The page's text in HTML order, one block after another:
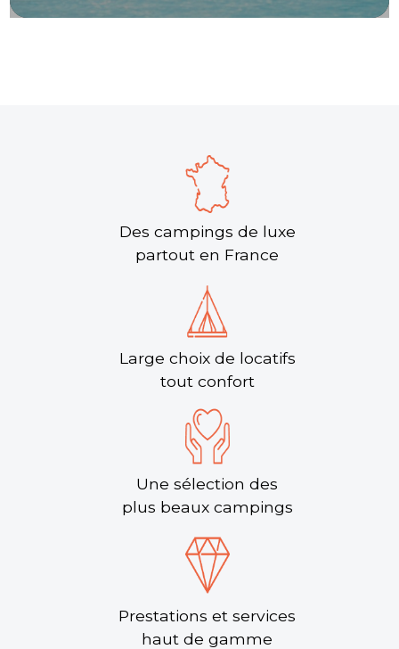
Des campings de luxe
partout en France
Large choix de locatifs
tout confort
Une sélection des
plus beaux campings
Prestations et services
haut de gamme